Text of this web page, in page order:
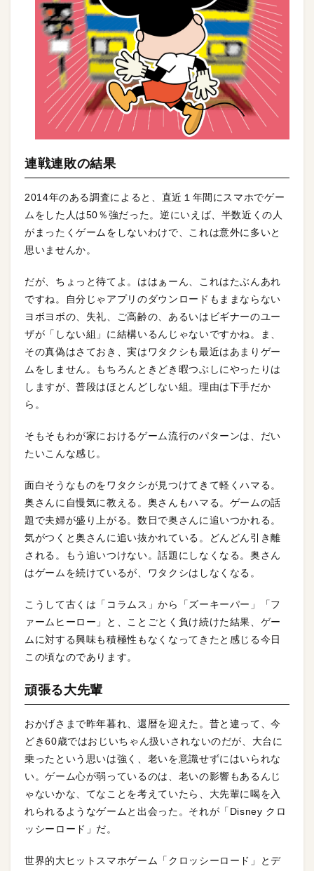
連戦連敗の結果
2014年のある調査によると、直近１年間にスマホでゲー
ムをした人は50％強だった。逆にいえば、半数近くの人
がまったくゲームをしないわけで、これは意外に多いと
思いませんか。
だが、ちょっと待てよ。ははぁーん、これはたぶんあれ
ですね。自分じゃアプリのダウンロードもままならない
ヨボヨボの、失礼、ご高齢の、あるいはビギナーのユー
ザが「しない組」に結構いるんじゃないですかね。ま、
その真偽はさておき、実はワタクシも最近はあまりゲー
ムをしません。もちろんときどき暇つぶしにやったりは
しますが、普段はほとんどしない組。理由は下手だか
ら。
そもそもわが家におけるゲーム流行のパターンは、だい
たいこんな感じ。
面白そうなものをワタクシが見つけてきて軽くハマる。
奥さんに自慢気に教える。奥さんもハマる。ゲームの話
題で夫婦が盛り上がる。数日で奥さんに追いつかれる。
気がつくと奥さんに追い抜かれている。どんどん引き離
される。もう追いつけない。話題にしなくなる。奥さん
はゲームを続けているが、ワタクシはしなくなる。
こうして古くは「コラムス」から「ズーキーパー」「フ
ァームヒーロー」と、ことごとく負け続けた結果、ゲー
ムに対する興味も積極性もなくなってきたと感じる今日
この頃なのであります。
頑張る大先輩
おかげさまで昨年暮れ、還暦を迎えた。昔と違って、今
どき60歳ではおじいちゃん扱いされないのだが、大台に
乗ったという思いは強く、老いを意識せずにはいられな
い。ゲーム心が弱っているのは、老いの影響もあるんじ
ゃないかな、てなことを考えていたら、大先輩に喝を入
れられるようなゲームと出会った。それが「Disney クロ
ッシーロード」だ。
世界的大ヒットスマホゲーム「クロッシーロード」とデ